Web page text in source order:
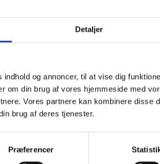
Detaljer
og annoncer, til at vise dig
om din brug af vores hjemmeside med
Vores partnere kan kombinere disse
brug af deres tjenester.
Præferencer